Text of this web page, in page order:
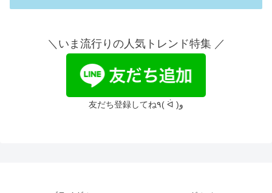
＼いま流行りの人気トレンド特集 ／
友だち登録してね٩( ᐛ )و